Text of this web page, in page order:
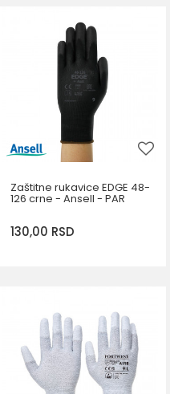
6 7
10
Zaštitne rukavice EDGE 48-
126 crne - Ansell - PAR
130,00 RSD
7 8
9
10
11